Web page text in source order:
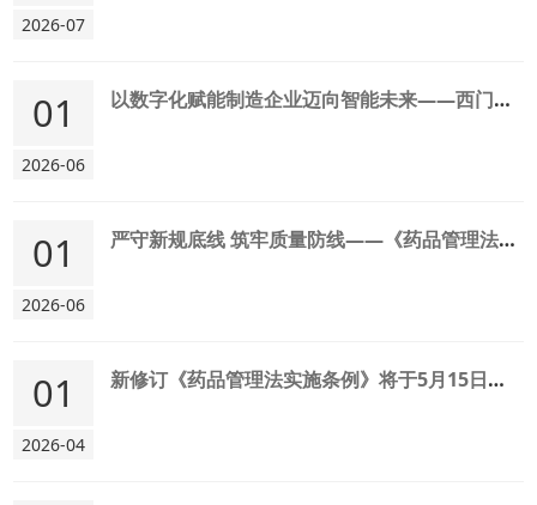
2026-07
01
2026-06
以数字化赋能制造企业迈向智能未来——西门子数字化转型主张与建议
01
2026-06
严守新规底线 筑牢质量防线——《药品管理法实施条例》解读
01
2026-04
新修订《药品管理法实施条例》将于5月15日施行